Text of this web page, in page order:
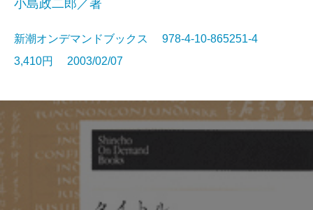
小島政二郎／著
新潮オンデマンドブックス 978-4-10-865251-4
3,410円 2003/02/07